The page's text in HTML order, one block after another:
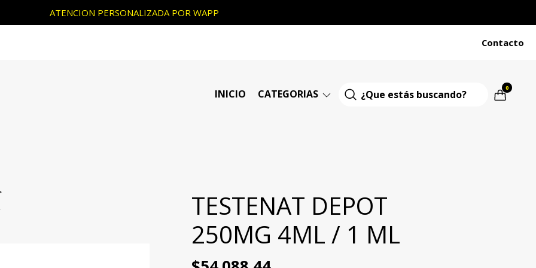
ATENCION PERSONALIZADA POR WAPP
Contacto
INICIO CATEGORIAS 0
TESTENAT DEPOT
250MG 4ML / 1 ML